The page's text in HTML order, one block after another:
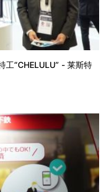
“CHELULU” - 莱斯特